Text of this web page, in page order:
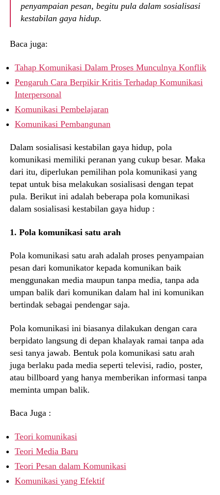
penyampaian pesan, begitu pula dalam sosialisasi
kestabilan gaya hidup.
Baca juga:
Tahap Komunikasi Dalam Proses Munculnya Konflik
Pengaruh Cara Berpikir Kritis Terhadap Komunikasi
Interpersonal
Komunikasi Pembelajaran
Komunikasi Pembangunan
Dalam sosialisasi kestabilan gaya hidup, pola
komunikasi memiliki peranan yang cukup besar. Maka
dari itu, diperlukan pemilihan pola komunikasi yang
tepat untuk bisa melakukan sosialisasi dengan tepat
pula. Berikut ini adalah beberapa pola komunikasi
dalam sosialisasi kestabilan gaya hidup :
1. Pola komunikasi satu arah
Pola komunikasi satu arah adalah proses penyampaian
pesan dari komunikator kepada komunikan baik
menggunakan media maupun tanpa media, tanpa ada
umpan balik dari komunikan dalam hal ini komunikan
bertindak sebagai pendengar saja.
Pola komunikasi ini biasanya dilakukan dengan cara
berpidato langsung di depan khalayak ramai tanpa ada
sesi tanya jawab. Bentuk pola komunikasi satu arah
juga berlaku pada media seperti televisi, radio, poster,
atau billboard yang hanya memberikan informasi tanpa
meminta umpan balik.
Baca Juga :
Teori komunikasi
Teori Media Baru
Teori Pesan dalam Komunikasi
Komunikasi yang Efektif